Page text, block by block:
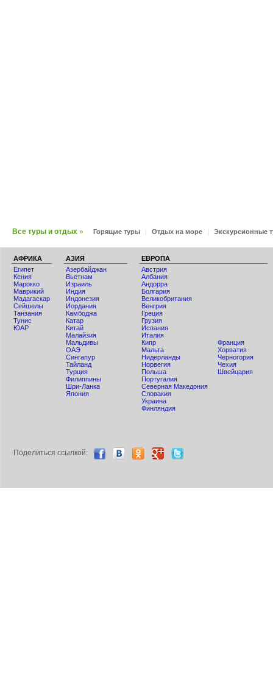
Все туры и отдых » Горящие туры | Отдых на море | Экскурсионные
АФРИКА
Египет
Кения
Мaрокко
Маврикий
Мадагаскар
Сейшелы
Танзания
Тунис
ЮАР
АЗИЯ
Азербайджан
Вьетнам
Израиль
Индия
Индонезия
Иордания
Камбоджа
Катар
Китай
Малайзия
Мальдивы
ОАЭ
Сингапур
Тайланд
Турция
Филиппины
Шри-Ланка
Япония
ЕВРОПА
Австрия
Албания
Андорра
Болгария
Великобритания
Венгрия
Греция
Грузия
Испания
Италия
Кипр
Мальта
Нидерланды
Норвегия
Польша
Португалия
Северная Македония
Словакия
Украина
Финляндия
Франция
Хорватия
Черногория
Чехия
Швейцария
Поделиться ccылкой: